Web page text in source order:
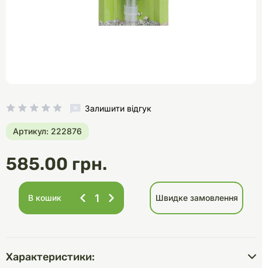
Залишити відгук
Артикул: 222876
585.00 грн.
В кошик Швидке замовлення
Характеристики: